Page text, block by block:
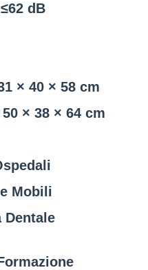
dB
× 40 × 58 cm
50 × 38 × 64 cm
Mobili
Dentale